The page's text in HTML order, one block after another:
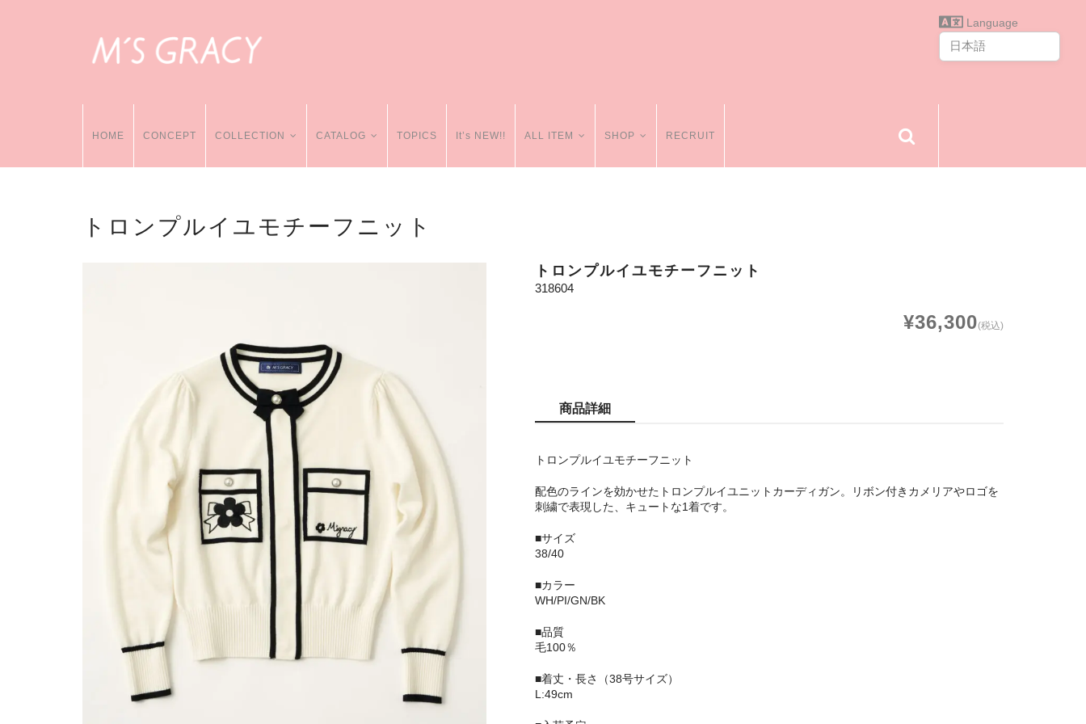
Language
HOME CONCEPT COLLECTION CATALOG TOPICS It’s NEW!! ALL ITEM SHOP RECRUIT
トロンプルイユモチーフニット
トロンプルイユモチーフニット
318604
¥36,300(税込)
商品詳細
トロンプルイユモチーフニット
配色のラインを効かせたトロンプルイユニットカーディガン。リボン付きカメリアやロゴを
刺繍で表現した、キュートな1着です。
■サイズ
38/40
■カラー
WH/PI/GN/BK
■品質
毛100％
■着丈・長さ（38号サイズ）
L:49cm